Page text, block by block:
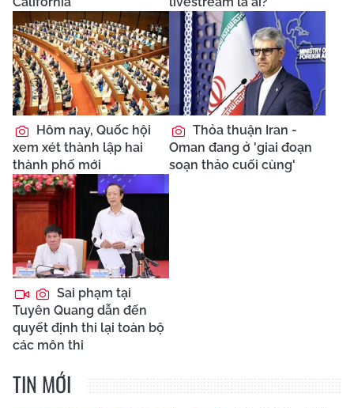
Hôm nay, Quốc hội
xem xét thành lập hai
thành phố mới
Thỏa thuận Iran -
Oman đang ở 'giai đoạn
soạn thảo cuối cùng'
Sai phạm tại
Tuyên Quang dẫn đến
quyết định thi lại toàn bộ
các môn thi
TIN MỚI